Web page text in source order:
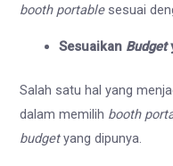
booth portablesesuai
Sesuaikan Budget
Salah satu hal yang
dalam memilih booth
budgetyang dipunya.